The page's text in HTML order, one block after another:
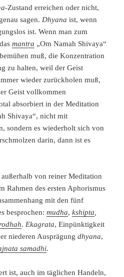
-Zustand erreichen oder nicht,
sagen. Dhyana ist, wenn
ist. Wenn man zum
mantra „Om Namah Shivaya“
muß, die Konzentration
zu halten, weil der Geist
wieder zurückholen muß,
Geist vollkommen
absorbiert in der Meditation
Shivaya“, nicht mit
sondern es wiederholt sich von
darin, dann ist es
von reiner Meditation
Rahmen des ersten Aphorismus
mit den fünf
besprochen:mudha,kshipta
. Ekagrata, Einpünktigkeit
niederen Ausprägungdhyana,
samadhi.
ist, auch im täglichen Handeln,